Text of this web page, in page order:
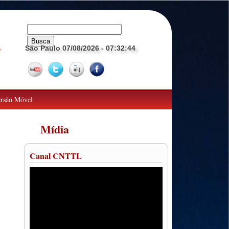
São Paulo 07/08/2026 - 07:32:45
Móvel
Mídia
Canal CNTTL